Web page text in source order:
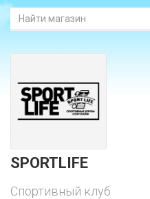
SPORTLIFE
Спортивный клуб